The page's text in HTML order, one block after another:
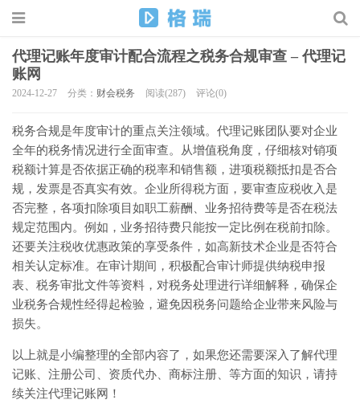
代理记账年度审计配合流程之税务合规审查 – 代理记
账网
2024-12-27 分类： 财会税务 阅读(287) 评论(0)
税务合规是年度审计的重点关注领域。代理记账团队要对企业
全年的税务情况进行全面审查。从增值税角度，仔细核对销项
税额计算是否依据正确的税率和销售额，进项税额抵扣是否合
规，发票是否真实有效。企业所得税方面，要审查应税收入是
否完整，各项扣除项目如职工薪酬、业务招待费等是否在税法
规定范围内。例如，业务招待费只能按一定比例在税前扣除。
还要关注税收优惠政策的享受条件，如高新技术企业是否符合
相关认定标准。在审计期间，积极配合审计师提供纳税申报
表、税务审批文件等资料，对税务处理进行详细解释，确保企
业税务合规性经得起检验，避免因税务问题给企业带来风险与
损失。
以上就是小编整理的全部内容了，如果您还需要深入了解代理
记账、注册公司、资质代办、商标注册、等方面的知识，请持
续关注代理记账网！